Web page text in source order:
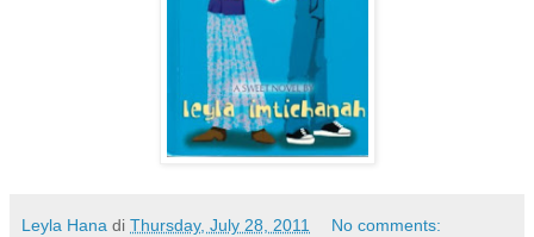
Leyla Hana di Thursday, July 28, 2011 No comments: